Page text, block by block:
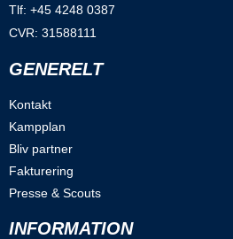
Tlf: +45 4248 0387
CVR: 31588111
GENERELT
Kontakt
Kampplan
Bliv partner
Fakturering
Presse & Scouts
INFORMATION